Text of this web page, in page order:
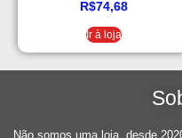
R$74,68
Ir à loja
Não somos uma loja, desde